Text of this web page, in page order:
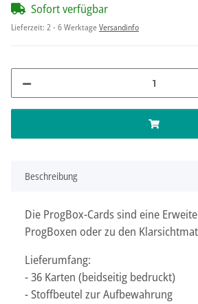
Sofort verfügbar
Lieferzeit: 2 - 6 WerktageVersandinfo
Beschreibung
Die ProgBox-Cards sind eine
ProgBoxen oder zu den
Lieferumfang:
- 36 Karten (beidseitig bedruckt)
- Stoffbeutel zur Aufbewahrung